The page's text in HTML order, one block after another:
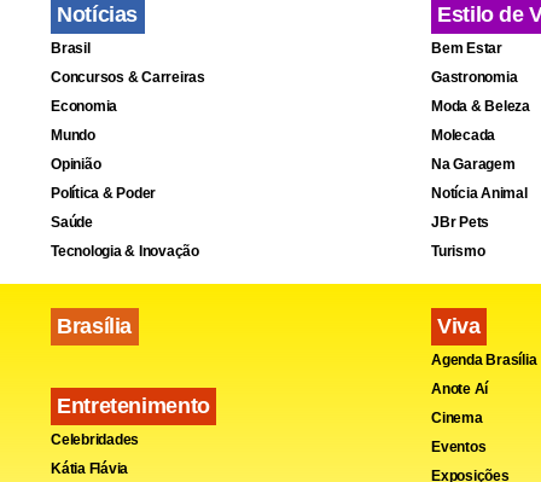
Notícias
Brasil
Concursos & Carreiras
Economia
Mundo
Opinião
Política & Poder
Saúde
Tecnologia & Inovação
Brasília
Entretenimento
Celebridades
Kátia Flávia
Estilo de
Bem Estar
Gastronomia
Moda & Beleza
Molecada
Na Garagem
Notícia Animal
JBr Pets
Turismo
Viva
Agenda Brasília
Anote Aí
Cinema
Eventos
Exposições